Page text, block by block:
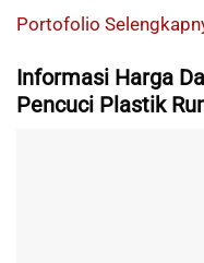
Portofolio
Informasi Harga
Pencuci Plastik